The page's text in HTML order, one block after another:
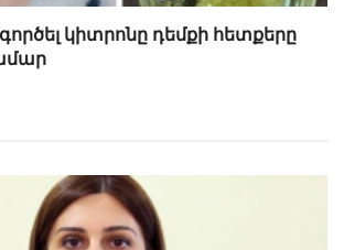
կիտրոնը դեմքի հետքերը